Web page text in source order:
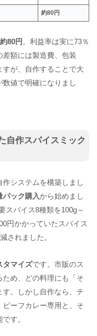
約80円
80円 。利益率は実に73％
額には製造費、包装
が、自作することで大
値で明確になりまし
自作スパイスミック
システムを構築しまし
パック購入から始めまし
スパイス8種類を100g～
円かかっていたスパイス
されました。
タマイズです。市販のス
め、どの料理にも「そ
。しかし自作なら、チ
ーフカレー専用と、そ
す。